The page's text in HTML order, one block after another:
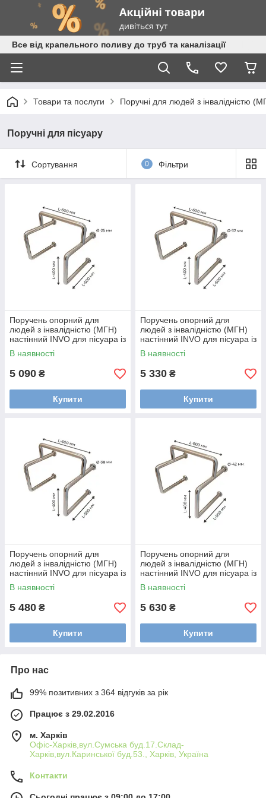
Все від крапельного поливу до труб та каналізації
Товари та послуги Поручні для людей з інвалідністю
Поручні для пісуару
Сортування 0 Фільтри
Поручень опорний для
людей з інвалідністю (МГН)
настінний INVO для пісуара із
нержавіючої сталі
В наявності
5 090 ₴
Купити
Поручень опорний для
людей з інвалідністю (МГН)
настінний INVO для пісуара із
нержавіючої сталі
В наявності
5 330 ₴
Купити
Поручень опорний для
людей з інвалідністю (МГН)
настінний INVO для пісуара із
нержавіючої сталі
В наявності
5 480 ₴
Купити
Поручень опорний для
людей з інвалідністю (МГН)
настінний INVO для пісуара із
нержавіючої сталі
В наявності
5 630 ₴
Купити
Про нас
99% позитивних з 364 відгуків за рік
Працює з 29.02.2016
м. Харків
Офіс-Харків,вул.Сумська буд.17.Склад-
Харків,вул.Каринської буд.53., Харків, Україна
Контакти